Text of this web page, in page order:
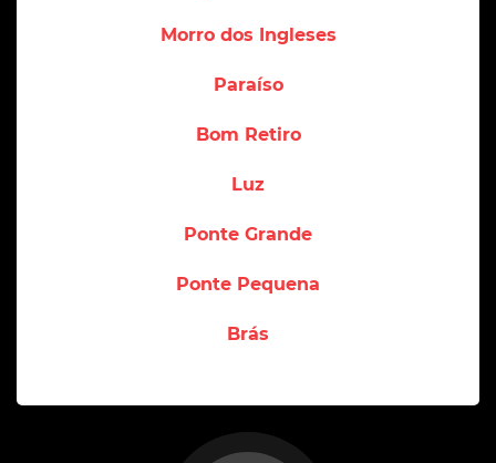
Morro dos Ingleses
Paraíso
Bom Retiro
Luz
Ponte Grande
Ponte Pequena
Brás